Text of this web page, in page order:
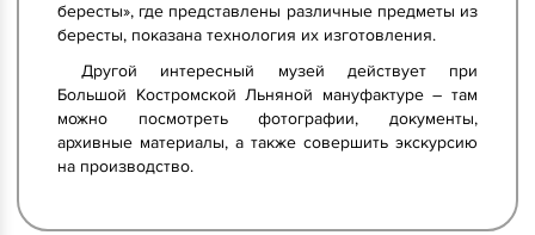
бересты», где представлены различные предметы из
бересты, показана технология их изготовления.
Другой интересный музей действует при
Большой Костромской Льняной мануфактуре – там
можно посмотреть фотографии, документы,
архивные материалы, а также совершить экскурсию
на производство.